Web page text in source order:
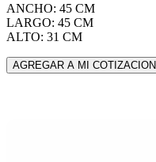
ANCHO: 45 CM
LARGO: 45 CM
ALTO: 31 CM
AGREGAR A MI COTIZACION